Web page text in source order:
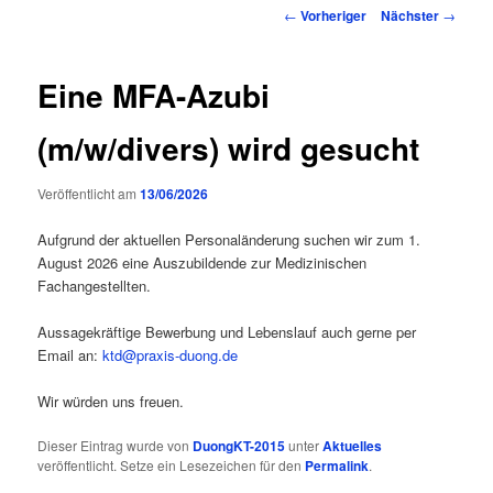
Beitragsnavigation
← Vorheriger Nächster →
Eine MFA-Azubi
(m/w/divers) wird gesucht
Veröffentlicht am13/06/2026
Aufgrund der aktuellen Personaländerung suchen wir zum 1.
August 2026 eine Auszubildende zur Medizinischen
Fachangestellten.
Aussagekräftige Bewerbung und Lebenslauf auch gerne per
Email an:ktd@praxis-duong.de
Wir würden uns freuen.
Dieser Eintrag wurde von DuongKT-2015unterAktuelles
veröffentlicht. Setze ein Lesezeichen für den Permalink.